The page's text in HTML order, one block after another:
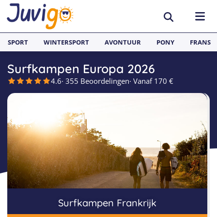
BESTEMMINGEN
Duitsland
Zweden
Portugal
Italië
SURFKAMPEN
Surfkampen België
Surfkampen Frankrijk
Surfkampen Spanje
Surfkampen Portugal
Surfkampen Sri Lanka
TAALVAKANTIES
Alle Juvigo Taalreizen
Taalvakanties Frans
Taalvakanties Engels
Taalvakanties Spaans
GROEPSREIZEN
Jongeren
Jongvolwassenen
Volwassenen
SPORT WINTERSPORT AVONTUUR PONY FRANS
Surfkampen Europa 2026
4.6· 355 Beoordelingen· Vanaf 170 €
Surfkampen Frankrijk